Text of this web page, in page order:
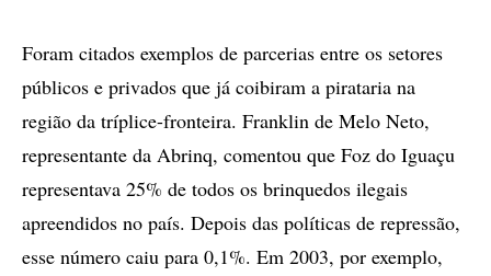
Foram citados exemplos de parcerias entre os setores
públicos e privados que já coibiram a pirataria na
região da tríplice-fronteira. Franklin de Melo Neto,
representante da Abrinq, comentou que Foz do Iguaçu
representava 25% de todos os brinquedos ilegais
apreendidos no país. Depois das políticas de repressão,
esse número caiu para 0,1%. Em 2003, por exemplo,